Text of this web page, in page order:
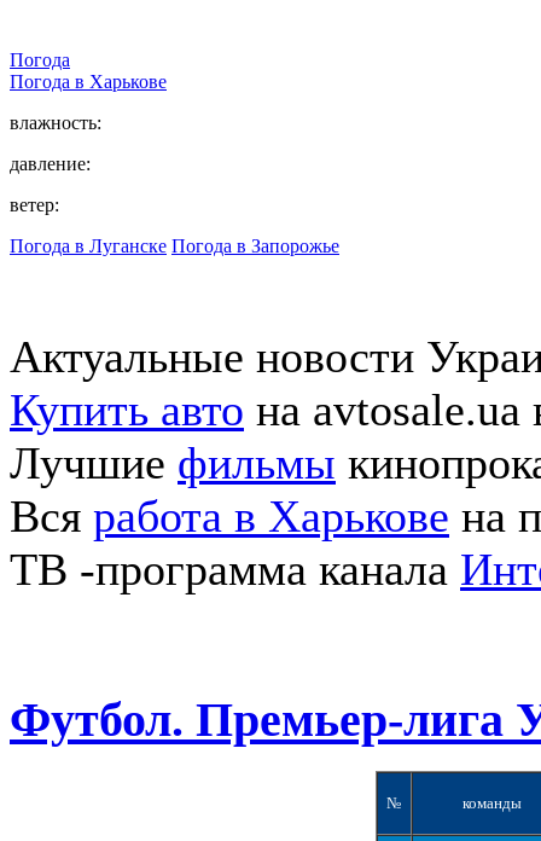
Погода
Погода в Харькове
влажность:
давление:
ветер:
Погода в Луганске Погода в Запорожье
Актуальные новости
Купить авто на avtosale.ua
Лучшие фильмы
Вся работа в Харькове на
ТВ -программа канала
Футбол. Премьер-лига
№ команды